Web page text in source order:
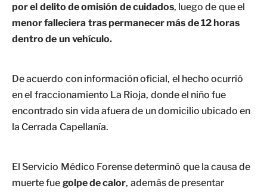
por el delito deomisión de cuidados, luego de que el
menor falleciera tras permanecer más de 12 horas
dentro de un vehículo.
De acuerdo con información oficial, el hecho ocurrió
en el fraccionamiento La Rioja, donde el niño fue
encontrado sin vida afuera de un domicilio ubicado en
la Cerrada Capellanía.
El Servicio Médico Forense determinó que la causa de
muerte fue golpe de calor, además de presentar